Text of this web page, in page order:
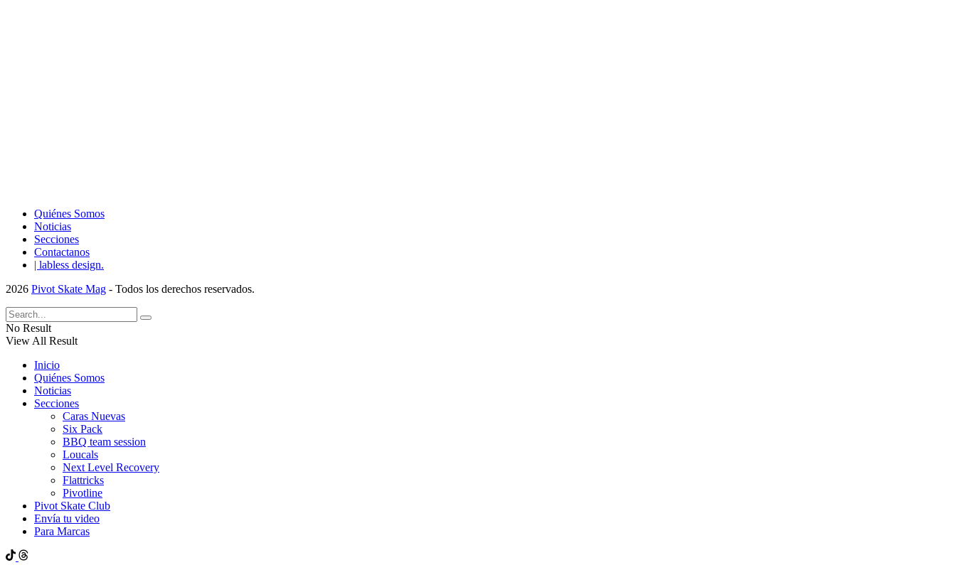
Quiénes Somos
Noticias
Secciones
Contactanos
| labless design.
2026 Pivot Skate Mag - Todos los derechos reservados.
No Result
View All Result
Inicio
Quiénes Somos
Noticias
Secciones
Caras Nuevas
Six Pack
BBQ team session
Loucals
Next Level Recovery
Flattricks
Pivotline
Pivot Skate Club
Envía tu video
Para Marcas